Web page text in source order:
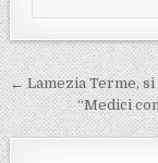
← Lamezia Terme,
“Medici